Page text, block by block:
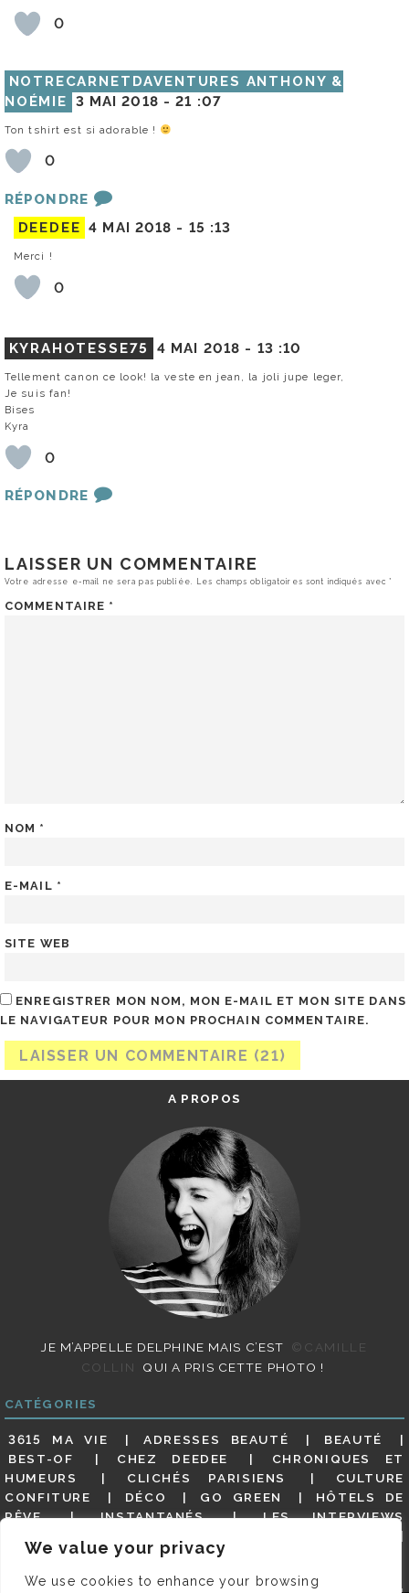
We value your privacy
We use cookies to enhance your browsing
0
NOTRECARNETDAVENTURES ANTHONY &
NOÉMIE
3 MAI 2018 -21 :07
Ton tshirt est si adorable !
0
RÉPONDRE
DEEDEE 4 MAI 2018 - 15 :13
Merci !
0
KYRAHOTESSE75 4 MAI 2018 - 13 :10
Tellement canon ce look! la veste en jean, la joli jupe leger,
Je suis fan!
Bises
Kyra
0
RÉPONDRE
LAISSER UN COMMENTAIRE
Votre adresse e-mail ne sera pas publiée. Les champs obligatoires sont indiqués avec*
COMMENTAIRE *
NOM *
E-MAIL *
SITE WEB
ENREGISTRER MON NOM, MON E-MAIL ET MON SITE DANS
LE NAVIGATEUR POUR MON PROCHAIN COMMENTAIRE.
A PROPOS
JE M’APPELLE DELPHINE MAIS C’EST
©CAMILLE
COLLIN
QUI A PRIS CETTE PHOTO !
CATÉGORIES
3615 MA VIE ADRESSES BEAUTÉ
BEAUTÉ
BEST-OF
CHEZ DEEDEE
CHRONIQUES ET
HUMEURS
CLICHÉS PARISIENS
CULTURE
CONFITURE
DÉCO GO GREEN
HÔTELS DE
RÊVE
INSTANTANÉS
LES INTERVIEWS
MES ADRESSES
MODE
(BUT GOODIES)
PAR ICI LE MAGOT !